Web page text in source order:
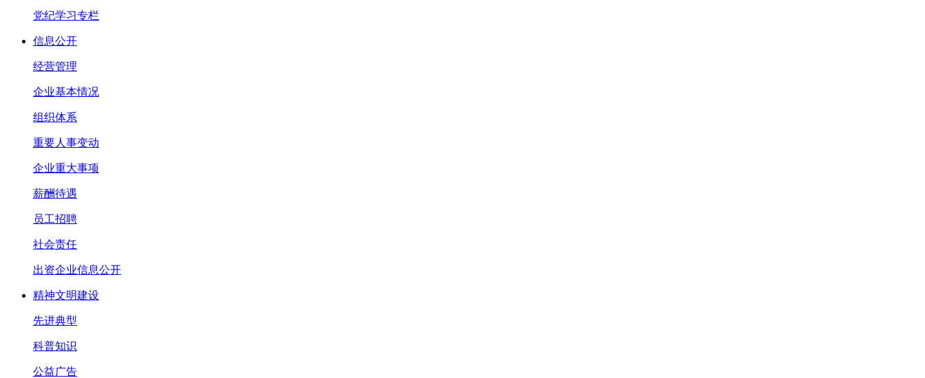
党纪学习专栏
信息公开
经营管理
企业基本情况
组织体系
重要人事变动
企业重大事项
薪酬待遇
员工招聘
社会责任
出资企业信息公开
精神文明建设
先进典型
科普知识
公益广告